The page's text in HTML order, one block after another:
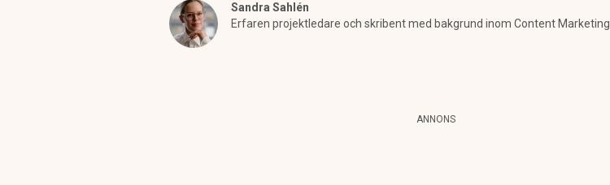
Sandra Sahlén
Erfaren projektledare och skribent med bakgrund inom Content Marketing.
ANNONS